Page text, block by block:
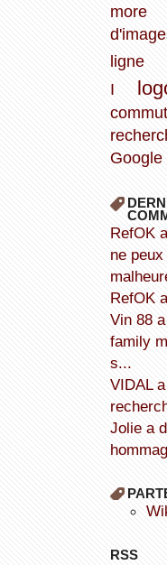
more
ligne
I
Google
refOK a dit : bonjour, je
ne peux
refOK
Vin 88 a dit : Hello my
family
s...
VIDAL a dit : bonjour je
Jolie a dit : Merci pour cet
RSS